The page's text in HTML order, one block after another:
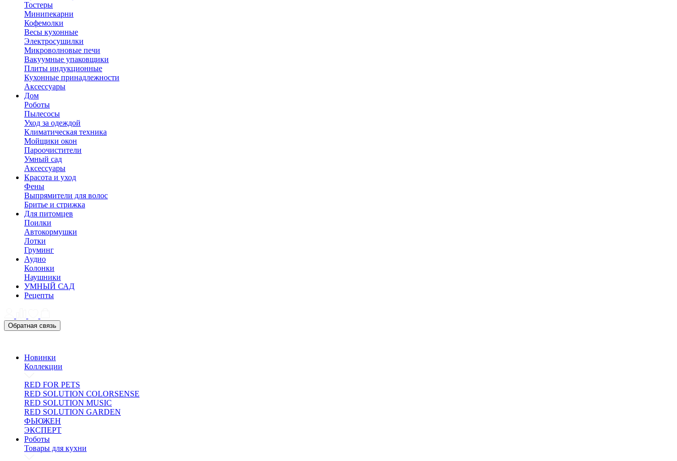
Тостеры
Минипекарни
Кофемолки
Весы кухонные
Электросушилки
Микроволновые печи
Вакуумные упаковщики
Плиты индукционные
Кухонные принадлежности
Аксессуары
Дом
Роботы
Пылесосы
Уход за одеждой
Климатическая техника
Мойщики окон
Пароочистители
Умный сад
Аксессуары
Красота и уход
Фены
Выпрямители для волос
Бритье и стрижка
Для питомцев
Поилки
Автокормушки
Лотки
Груминг
Аудио
Колонки
Наушники
УМНЫЙ САД
Рецепты
Обратная связь
Новинки
Коллекции
RED FOR PETS
RED SOLUTION COLORSENSE
RED SOLUTION MUSIC
RED SOLUTION GARDEN
ФЬЮЖЕН
ЭКСПЕРТ
Роботы
Товары для кухни